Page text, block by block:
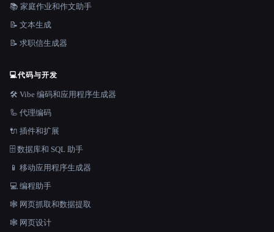
📚 家庭作业和作文助手
📝 文本生成
📝 求职信生成器
💻代码与开发
🛠️ Vibe 编码和应用程序生成器
🦾 代理编码
🔌 插件和扩展
🗄️ 数据库和 SQL 助手
📱 移动应用程序生成器
💻 编程助手
🕸️ 网页抓取和数据提取
🕸 网页设计